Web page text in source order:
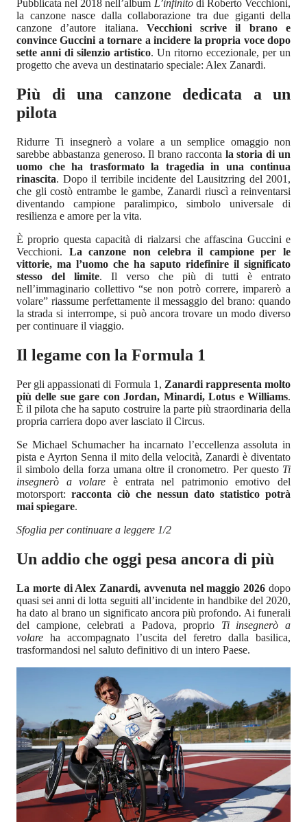
Pubblicata nel 2018 nell’albumL’infinito di Roberto Vecchioni,
la canzone nasce dalla collaborazione tra due giganti della
canzone d’autore italiana.Vecchioni scrive il brano e
convince Guccini a tornare a incidere la propria voce dopo
sette anni di silenzio artistico. Un ritorno eccezionale, per un
Più di una canzone dedicata a un
pilota
Ridurre Ti insegnerò a volare a un semplice omaggio non
sarebbe abbastanza generoso. Il brano racconta la storia di un
uomo che ha trasformato la tragedia in una continua
rinascita. Dopo il terribile incidente del Lausitzring del 2001,
che gli costò entrambe le gambe, Zanardi riuscì a reinventarsi
diventando campione paralimpico, simbolo universale di
È proprio questa capacità di rialzarsi che affascina Guccini e
Vecchioni.La canzone non celebra il campione per le
vittorie, ma l’uomo che ha saputo ridefinire il significato
stesso del limite. Il verso che più di tutti è entrato
nell’immaginario collettivo “se non potrò correre, imparerò a
volare” riassume perfettamente il messaggio del brano: quando
la strada si interrompe, si può ancora trovare un modo diverso
Il legame con la Formula 1
Per gli appassionati di Formula 1,Zanardi rappresenta molto
più delle sue gare con Jordan, Minardi, Lotus e Williams.
È il pilota che ha saputo costruire la parte più straordinaria della
Se Michael Schumacher ha incarnato l’eccellenza assoluta in
pista e Ayrton Senna il mito della velocità, Zanardi è diventato
il simbolo della forza umana oltre il cronometro. Per questoTi
insegnerò a volareè entrata nel patrimonio emotivo del
motorsport:racconta ciò che nessun dato statistico potrà
Un addio che oggi pesa ancora di più
La morte di Alex Zanardi, avvenuta nel maggio 2026 dopo
quasi sei anni di lotta seguiti all’incidente in handbike del 2020,
ha dato al brano un significato ancora più profondo. Ai funerali
del campione, celebrati a Padova, proprioTi insegnerò a
volareha accompagnato l’uscita del feretro dalla basilica,